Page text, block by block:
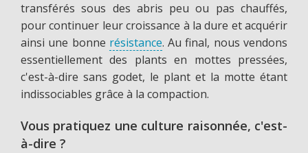
transférés sous des abris peu ou pas chauffés,
pour continuer leur croissance à la dure et acquérir
ainsi une bonne résistance. Au final, nous vendons
essentiellement des plants en mottes pressées,
c'est-à-dire sans godet, le plant et la motte étant
indissociables grâce à la compaction.
Vous pratiquez une culture raisonnée, c'est-
à-dire ?